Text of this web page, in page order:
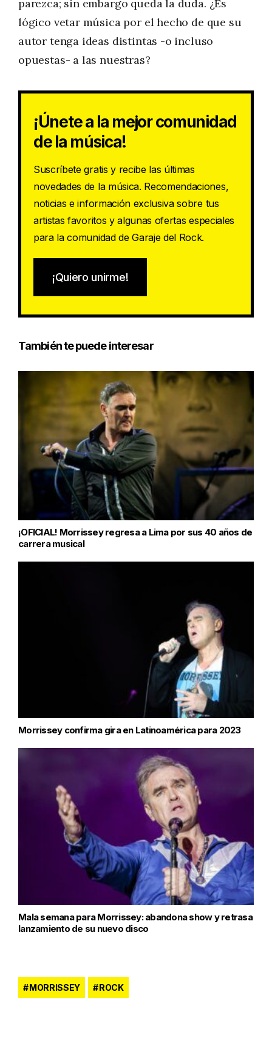
parezca; sin embargo queda la duda. ¿Es
lógico vetar música por el hecho de que su
autor tenga ideas distintas -o incluso
opuestas- a las nuestras?
¡Únete a la mejor comunidad
de la música!
Suscríbete gratis y recibe las últimas
novedades de la música. Recomendaciones,
noticias e información exclusiva sobre tus
artistas favoritos y algunas ofertas especiales
para la comunidad de Garaje del Rock.
¡Quiero unirme!
También te puede interesar
¡OFICIAL! Morrissey regresa a Lima por sus 40 años de
carrera musical
Morrissey confirma gira en Latinoamérica para 2023
Mala semana para Morrissey: abandona show y retrasa
lanzamiento de su nuevo disco
MORRISSEY ROCK